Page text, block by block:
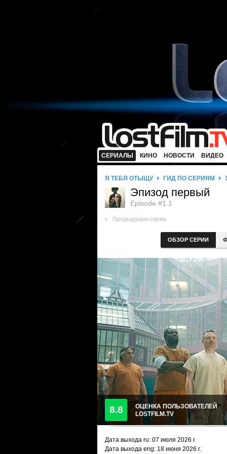
СЕРИАЛЫ КИНО НОВОСТИ ВИДЕО
Я ТЕБЯ ОТЫЩУ ГИД ПО СЕРИЯМ
Эпизод первый
Episode #1.1
Предыдущая серия
ОБЗОР СЕРИИ
8.8
ОЦЕНКА ПОЛЬЗОВАТЕЛЕЙ
LOSTFILM.TV
Дата выхода ru: 07 июля 2026 г.
Дата выхода eng: 18 июня 2026 г.